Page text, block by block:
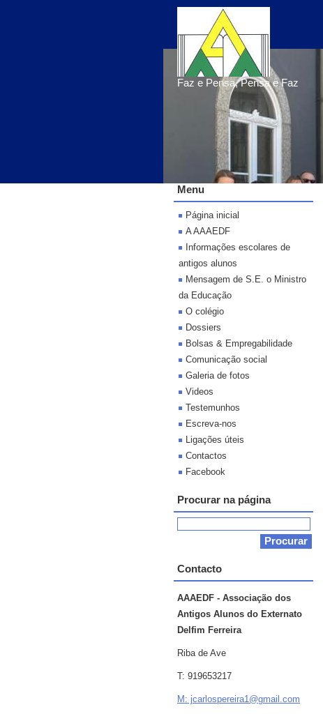
Faz e Pensa, Pensa e Faz
Menu
Página inicial
A AAAEDF
Informações escolares de
antigos alunos
Mensagem de S.E. o Ministro
da Educação
O colégio
Dossiers
Bolsas & Empregabilidade
Comunicação social
Galeria de fotos
Videos
Testemunhos
Escreva-nos
Ligações úteis
Contactos
Facebook
Procurar na página
Contacto
AAAEDF - Associação dos
Antigos Alunos do Externato
Delfim Ferreira
Riba de Ave
T: 919653217
M: jcarlospereira1@gmail.com